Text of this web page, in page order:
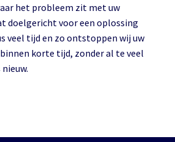
het probleem zit met uw
doelgericht voor een oplossing
veel tijd en zo ontstoppen wij uw
korte tijd, zonder al te veel